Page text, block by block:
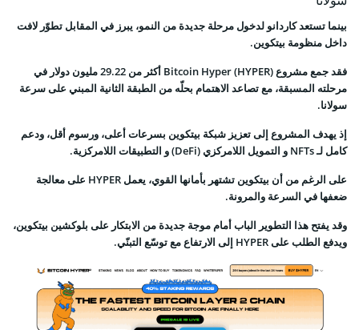
بينما تستعد كاردانو لدخول مرحلة جديدة من النمو، يبرز في المقابل تطوّر لافت
داخل منظومة بيتكوين.
فقد جمع مشروع Bitcoin Hyper (HYPER) أكثر من 29.22 مليون دولار في
مرحلته المسبقة، مع تصاعد الاهتمام بحلّه من الطبقة الثانية المبني على سرعة
سولانا.
إذ يهدف المشروع إلى تعزيز شبكة بيتكوين بسرعات أعلى، ورسوم أقل، ودعم
كامل لـ NFTs و التمويل اللامركزي (DeFi) و التطبيقات اللامركزية.
على الرغم من أن بيتكوين تشتهر بأمانها القوي، يعمل HYPER على معالجة
ضعفها في السرعة والمرونة.
وقد يفتح هذا التطوير الباب أمام موجة جديدة من الابتكار على بلوكشين بيتكوين،
ويدفع الطلب على HYPER إلى الارتفاع مع توسّع التبنّي.